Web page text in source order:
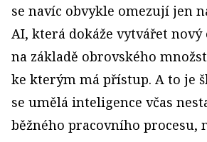
se navíc obvykle omezují jen
AI, která dokáže vytvářet nový
na základě obrovského
ke kterým má přístup. A to je
se umělá inteligence včas
běžného pracovního procesu,